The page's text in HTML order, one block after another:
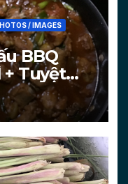
/ IMAGES
BBQ
+ Tuyệt
nóng